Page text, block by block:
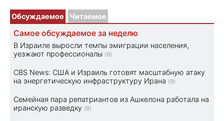
Обсуждаемое Читаемое
Самое обсуждаемое за неделю
В Израиле выросли темпы эмиграции населения,
уезжают профессионалы (9)
CBS News: США и Израиль готовят масштабную атаку
на энергетическую инфраструктуру Ирана (9)
Семейная пара репатриантов из Ашкелона работала на
иранскую разведку (8)